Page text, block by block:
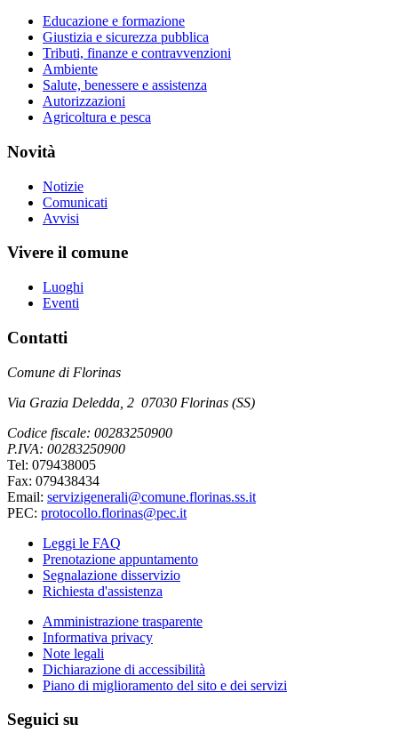
Educazione e formazione
Giustizia e sicurezza pubblica
Tributi, finanze e contravvenzioni
Ambiente
Salute, benessere e assistenza
Autorizzazioni
Agricoltura e pesca
Novità
Notizie
Comunicati
Avvisi
Vivere il comune
Luoghi
Eventi
Contatti
Comune di Florinas
Via Grazia Deledda, 2 07030 Florinas (SS)
Codice fiscale: 00283250900
P.IVA: 00283250900
Tel: 079438005
Fax: 079438434
Email: servizigenerali@comune.florinas.ss.it
PEC: protocollo.florinas@pec.it
Leggi le FAQ
Prenotazione appuntamento
Segnalazione disservizio
Richiesta d'assistenza
Amministrazione trasparente
Informativa privacy
Note legali
Dichiarazione di accessibilità
Piano di miglioramento del sito e dei servizi
Seguici su